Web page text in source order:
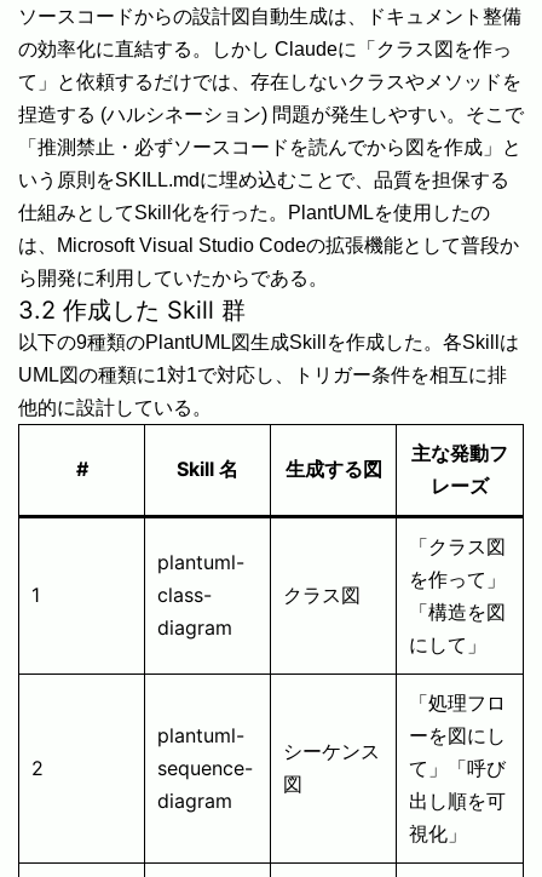
ソースコードからの設計図自動生成は、ドキュメント整備
の効率化に直結する。しかし Claudeに「クラス図を作っ
て」と依頼するだけでは、存在しないクラスやメソッドを
捏造する (ハルシネーション) 問題が発生しやすい。そこで
「推測禁止・必ずソースコードを読んでから図を作成」と
いう原則をSKILL.mdに埋め込むことで、品質を担保する
仕組みとしてSkill化を行った。PlantUMLを使用したの
は、Microsoft Visual Studio Codeの拡張機能として普段か
ら開発に利用していたからである。
3.2 作成した Skill 群
以下の9種類のPlantUML図生成Skillを作成した。各Skillは
UML図の種類に1対1で対応し、トリガー条件を相互に排
他的に設計している。
# Skill 名 生成する図
主な発動フ
レーズ
1
plantuml-
class-
diagram
クラス図
「クラス図
を作って」
「構造を図
にして」
2
plantuml-
sequence-
diagram
シーケンス
図
「処理フロ
ーを図にし
て」「呼び
出し順を可
視化」